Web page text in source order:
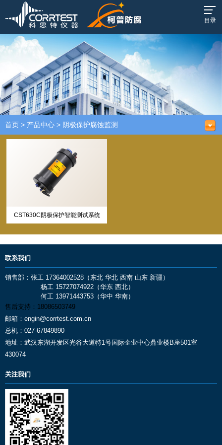
目录
首页 > 产品中心 > 阴极保护腐蚀监测
CST630C阴极保护智能测试系统
联系我们
销售部：张工 17364002528（东北 华北 西南 山东 新疆）
杨工 15727074922（华东 西北）
何工 13971443753（华中 华南）
售后支持： 18086503749
邮箱： engin@corrtest.com.cn
总机： 027-67849890
地址： 武汉东湖开发区光谷大道特1号国际企业中心鼎业楼B座501室
430074
关注我们